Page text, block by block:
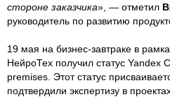
стороне заказчика», — отметил
руководитель по развитию
19 мая на бизнес-завтраке в
НейроТех получил статус Yandex
premises. Этот статус
подтвердили экспертизу в